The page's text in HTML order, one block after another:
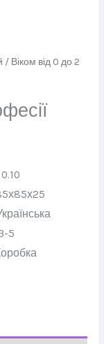
/ Віком від 0 до 2
0.10
5